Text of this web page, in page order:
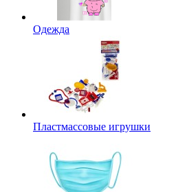
Одежда
Пластмассовые игрушки